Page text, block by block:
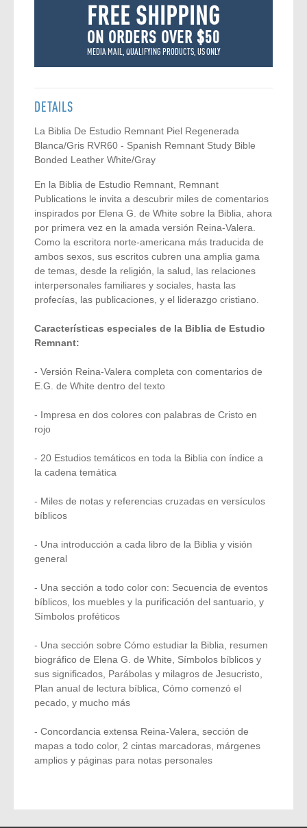
FREE SHIPPING
ON ORDERS OVER $50
MEDIA MAIL, QUALIFYING PRODUCTS, US ONLY
DETAILS
La Biblia De Estudio Remnant Piel Regenerada
Blanca/Gris RVR60 - Spanish Remnant Study Bible
Bonded Leather White/Gray
En la Biblia de Estudio Remnant, Remnant
Publications le invita a descubrir miles de comentarios
inspirados por Elena G. de White sobre la Biblia, ahora
por primera vez en la amada versión Reina-Valera.
Como la escritora norte-americana más traducida de
ambos sexos, sus escritos cubren una amplia gama
de temas, desde la religión, la salud, las relaciones
interpersonales familiares y sociales, hasta las
profecías, las publicaciones, y el liderazgo cristiano.
Características especiales de la Biblia de Estudio
Remnant:
- Versión Reina-Valera completa con comentarios de
E.G. de White dentro del texto
- Impresa en dos colores con palabras de Cristo en
rojo
- 20 Estudios temáticos en toda la Biblia con índice a
la cadena temática
- Miles de notas y referencias cruzadas en versículos
bíblicos
- Una introducción a cada libro de la Biblia y visión
general
- Una sección a todo color con: Secuencia de eventos
bíblicos, los muebles y la purificación del santuario, y
Símbolos proféticos
- Una sección sobre Cómo estudiar la Biblia, resumen
biográfico de Elena G. de White, Símbolos bíblicos y
sus significados, Parábolas y milagros de Jesucristo,
Plan anual de lectura bíblica, Cómo comenzó el
pecado, y mucho más
- Concordancia extensa Reina-Valera, sección de
mapas a todo color, 2 cintas marcadoras, márgenes
amplios y páginas para notas personales